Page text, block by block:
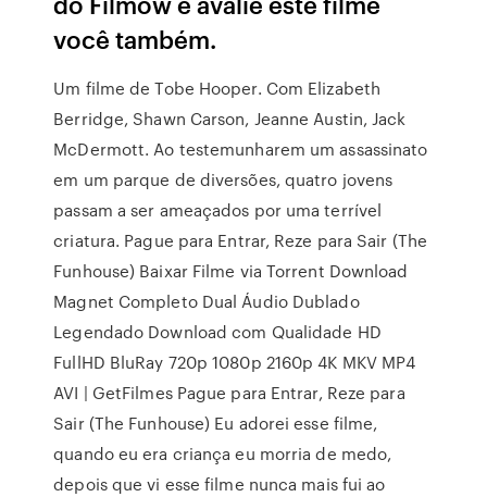
você também.
Um filme de Tobe Hooper. Com Elizabeth
Berridge, Shawn Carson, Jeanne Austin, Jack
McDermott. Ao testemunharem um assassinato
em um parque de diversões, quatro jovens
passam a ser ameaçados por uma terrível
criatura. Pague para Entrar, Reze para Sair (The
Funhouse) Baixar Filme via Torrent Download
Magnet Completo Dual Áudio Dublado
Legendado Download com Qualidade HD
FullHD BluRay 720p 1080p 2160p 4K MKV MP4
AVI | GetFilmes Pague para Entrar, Reze para
Sair (The Funhouse) Eu adorei esse filme,
quando eu era criança eu morria de medo,
depois que vi esse filme nunca mais fui ao